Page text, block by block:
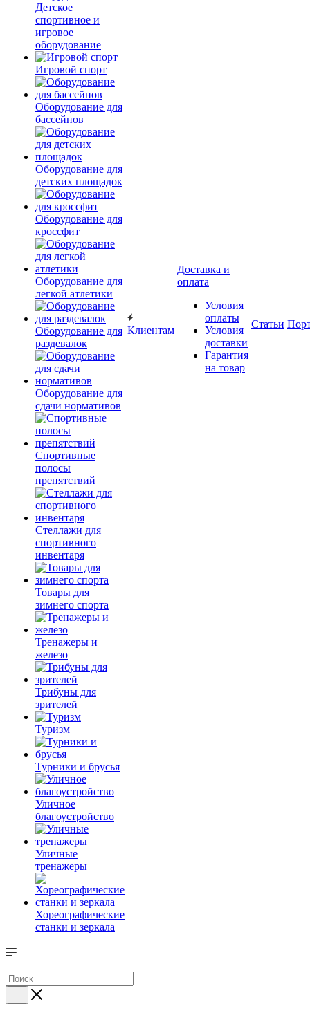
Детское
спортивное и
игровое
оборудование
Игровой спорт
Оборудование для
бассейнов
Оборудование для
детских площадок
Оборудование для
кроссфит
Оборудование для
легкой атлетики
Оборудование для
раздевалок
Оборудование для
сдачи нормативов
Спортивные
полосы
препятствий
Стеллажи для
спортивного
инвентаря
Товары для
зимнего спорта
Тренажеры и
железо
Трибуны для
зрителей
Туризм
Турники и брусья
Уличное
благоустройство
Уличные
тренажеры
Хореографические
станки и зеркала
Клиентам
Доставка и
оплата
Условия
оплаты
Условия
доставки
Гарантия
на товар
Статьи